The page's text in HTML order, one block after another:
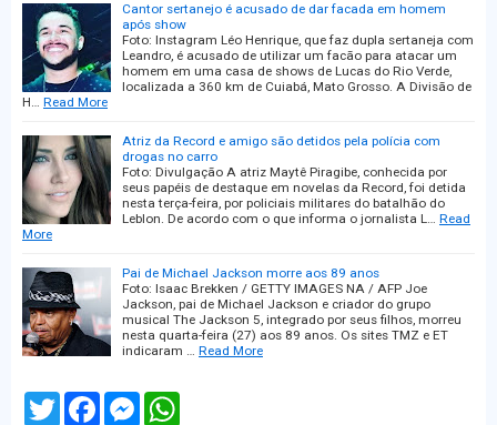
Cantor sertanejo é acusado de dar facada em homem
após show
Foto: Instagram Léo Henrique, que faz dupla sertaneja com
Leandro, é acusado de utilizar um facão para atacar um
homem em uma casa de shows de Lucas do Rio Verde,
localizada a 360 km de Cuiabá, Mato Grosso. A Divisão de
H… Read More
Atriz da Record e amigo são detidos pela polícia com
drogas no carro
Foto: Divulgação A atriz Maytê Piragibe, conhecida por
seus papéis de destaque em novelas da Record, foi detida
nesta terça-feira, por policiais militares do batalhão do
Leblon. De acordo com o que informa o jornalista L… Read
More
Pai de Michael Jackson morre aos 89 anos
Foto: Isaac Brekken / GETTY IMAGES NA / AFP Joe
Jackson, pai de Michael Jackson e criador do grupo
musical The Jackson 5, integrado por seus filhos, morreu
nesta quarta-feira (27) aos 89 anos. Os sites TMZ e ET
indicaram … Read More
T
w
F
M